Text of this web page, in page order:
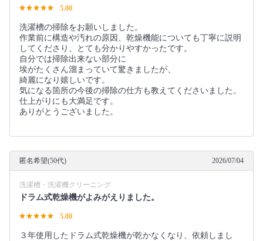
5.00
洗濯槽の掃除をお願いしました。
作業前に構造や汚れの原因、乾燥機能についても丁寧に説明
してくださり、とても分かりやすかったです。
自分では掃除出来ない部分に
埃がたくさん溜まっていて驚きましたが、
綺麗になり嬉しいです。
気になる箇所の今後の掃除の仕方も教えてくださいました。
仕上がりにも大満足です。
ありがとうございました。
匿名希望(50代) 2026/07/04
洗濯槽・洗濯機クリーニング
ドラム式乾燥機がよみがえりました。
5.00
３年使用したドラム式乾燥機が乾かなくなり、依頼しまし